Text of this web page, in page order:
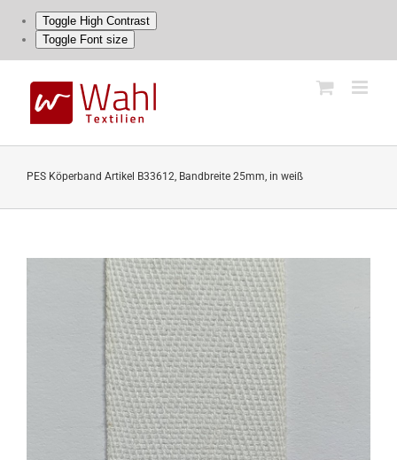
Toggle High Contrast
Toggle Font size
content
PES Köperband Artikel B33612, Bandbreite 25mm, in weiß